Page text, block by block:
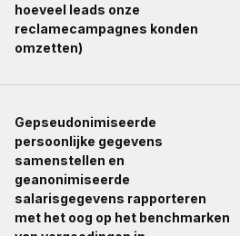
hoeveel leads onze
reclamecampagnes konden
omzetten)
Gepseudonimiseerde
persoonlijke gegevens
samenstellen en
geanonimiseerde
salarisgegevens rapporteren
met het oog op het benchmarken